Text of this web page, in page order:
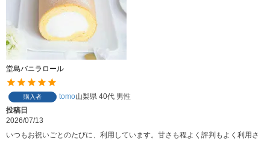
堂島バニラロール
購入者 tomo山梨県 40代 男性
投稿日
2026/07/13
いつもお祝いごとのたびに、利用しています。甘さも程よく評判もよく利用さ